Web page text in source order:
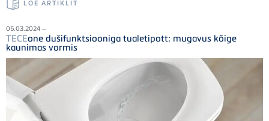
LOE ARTIKLIT
05.03.2024 –
TECEone dušifunktsiooniga tualetipott: mugavus kõige
kaunimas vormis